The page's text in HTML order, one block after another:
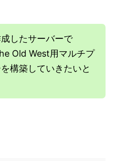
したサーバーで
Old West用マルチプ
構築していきたいと